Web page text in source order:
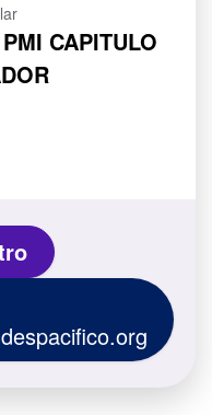
CAPITULO